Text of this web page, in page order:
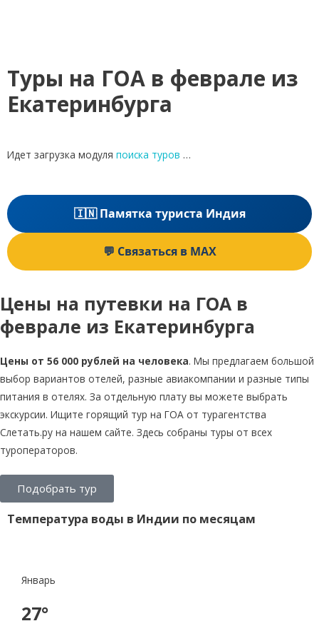
Туры на ГОА в феврале из
Екатеринбурга
Идет загрузка модуля поиска туров …
🇮🇳 Памятка туриста Индия
💬 Связаться в MAX
Цены на путевки на ГОА в
феврале из Екатеринбурга
Цены от 56 000 рублей на человека. Мы предлагаем большой
выбор вариантов отелей, разные авиакомпании и разные типы
питания в отелях. За отдельную плату вы можете выбрать
экскурсии. Ищите горящий тур на ГОА от турагентства
Слетать.ру на нашем сайте. Здесь собраны туры от всех
туроператоров.
Подобрать тур
Температура воды в Индии по месяцам
Январь
27°